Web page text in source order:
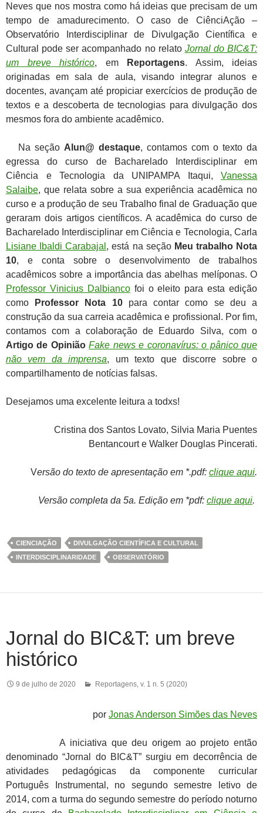
Neves que nos mostra como há ideias que precisam de um
tempo de amadurecimento. O caso de CiênciAção –
Observatório Interdisciplinar de Divulgação Científica e
Cultural pode ser acompanhado no relato Jornal do BIC&T:
um breve histórico, em Reportagens. Assim, ideias
originadas em sala de aula, visando integrar alunos e
docentes, avançam até propiciar exercícios de produção de
textos e a descoberta de tecnologias para divulgação dos
mesmos fora do ambiente acadêmico.
Na seção Alun@ destaque, contamos com o texto da
egressa do curso de Bacharelado Interdisciplinar em
Ciência e Tecnologia da UNIPAMPA Itaqui, Vanessa
Salaibe, que relata sobre a sua experiência acadêmica no
curso e a produção de seu Trabalho final de Graduação que
geraram dois artigos científicos. A acadêmica do curso de
Bacharelado Interdisciplinar em Ciência e Tecnologia, Carla
Lisiane Ibaldi Carabajal , está na seção Meu trabalho Nota
10, e conta sobre o desenvolvimento de trabalhos
acadêmicos sobre a importância das abelhas melíponas. O
Professor Vinicius Dalbiancofoi o eleito para esta edição
como
Professor Nota 10 para contar como se deu a
construção da sua carreia acadêmica e profissional. Por fim,
contamos com a colaboração de Eduardo Silva, com o
Artigo de Opinião Fake news e coronavírus: o pânico que
não vem da imprensa, um texto que discorre sobre o
compartilhamento de notícias falsas.
Desejamos uma excelente leitura a todxs!
Cristina dos Santos Lovato, Silvia Maria Puentes
Bentancourt e Walker Douglas Pincerati.
Versão do texto de apresentação em *.pdf: clique aqui.
Versão completa da 5a. Edição em *pdf: clique aqui.
CIENCIAÇÃO
DIVULGAÇÃO CIENTÍFICA E CULTURAL
INTERDISCIPLINARIDADE
OBSERVATÓRIO
Jornal do BIC&T: um breve
histórico
9 de julho de 2020 Reportagens v. 1 n. 5 (2020)
por Jonas Anderson Simões das Neves
A iniciativa que deu origem ao projeto então
denominado “Jornal do BIC&T” surgiu em decorrência de
atividades pedagógicas da componente curricular
Português Instrumental, no segundo semestre letivo de
2014, com a turma do segundo semestre do período noturno